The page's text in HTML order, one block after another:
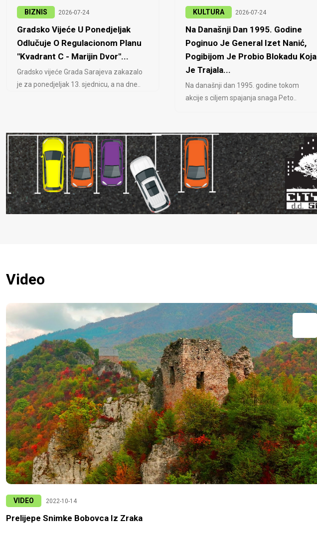
BIZNIS 2026-07-24
Gradsko Vijeće U Ponedjeljak
Odlučuje O Regulacionom Planu
"Kvadrant C - Marijin Dvor"...
Gradsko vijeće Grada Sarajeva zakazalo
je za ponedjeljak 13. sjednicu, a na dne..
KULTURA 2026-07-24
Na Današnji Dan 1995. Godine
Poginuo Je General Izet Nanić,
Pogibijom Je Probio Blokadu Koja
Je Trajala...
Na današnji dan 1995. godine tokom
akcije s ciljem spajanja snaga Peto..
Video
VIDEO 2022-10-14
Prelijepe Snimke Bobovca Iz Zraka